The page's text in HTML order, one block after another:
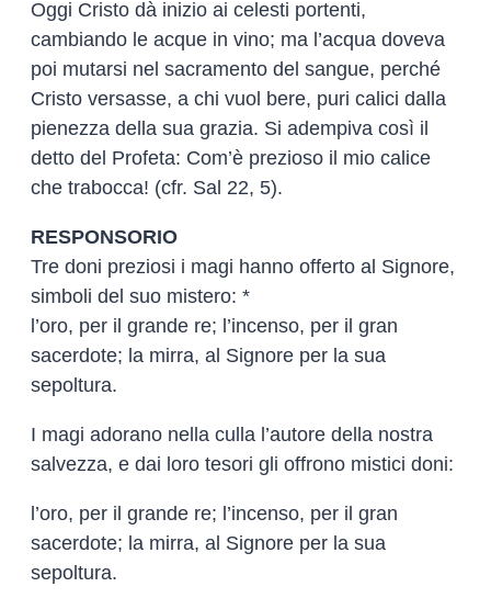
Oggi Cristo dà inizio ai celesti portenti,
cambiando le acque in vino; ma l’acqua doveva
poi mutarsi nel sacramento del sangue, perché
Cristo versasse, a chi vuol bere, puri calici dalla
pienezza della sua grazia. Si adempiva così il
detto del Profeta: Com’è prezioso il mio calice
che trabocca! (cfr. Sal 22, 5).
RESPONSORIO
Tre doni preziosi i magi hanno offerto al Signore,
simboli del suo mistero: *
l’oro, per il grande re; l’incenso, per il gran
sacerdote; la mirra, al Signore per la sua
sepoltura.
I magi adorano nella culla l’autore della nostra
salvezza, e dai loro tesori gli offrono mistici doni:
l’oro, per il grande re; l’incenso, per il gran
sacerdote; la mirra, al Signore per la sua
sepoltura.